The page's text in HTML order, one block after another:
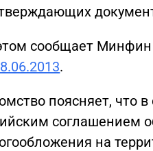
сообщает
.
поясняет, что в
соглашением
на